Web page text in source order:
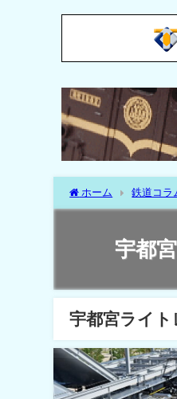
ホーム 鉄道コラ
宇都
宇都宮ライ